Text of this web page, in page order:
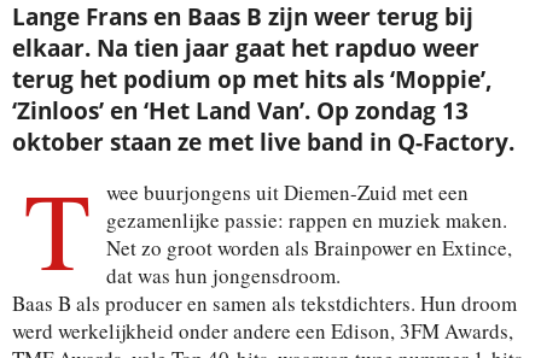
Lange Frans en Baas B zijn weer terug bij
elkaar. Na tien jaar gaat het rapduo weer
terug het podium op met hits als ‘Moppie’,
‘Zinloos’ en ‘Het Land Van’. Op zondag 13
oktober staan ze met live band in Q-Factory.
T
wee buurjongens uit Diemen-Zuid met een
gezamenlijke passie: rappen en muziek maken.
Net zo groot worden als Brainpower en Extince,
dat was hun jongensdroom.
Baas B als producer en samen als tekstdichters. Hun droom
werd werkelijkheid onder andere een Edison, 3FM Awards,